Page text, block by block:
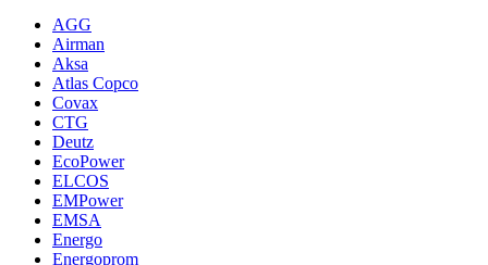
AGG
Airman
Aksa
Atlas Copco
Covax
CTG
Deutz
EcoPower
ELCOS
EMPower
EMSA
Energo
Energoprom